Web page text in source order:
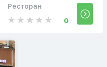
Ресторан
0